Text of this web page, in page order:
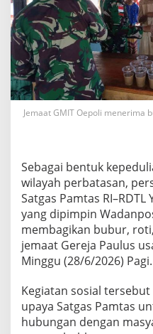
Jemaat GMIT Oepoli menerima
‎Sebagai bentuk
wilayah perbatasan,
Satgas Pamtas
yang dipimpin
membagikan bubur,
jemaat Gereja Paulus
Minggu (28/6/2026) Pagi.
‎Kegiatan sosial
upaya Satgas Pamtas
hubungan dengan